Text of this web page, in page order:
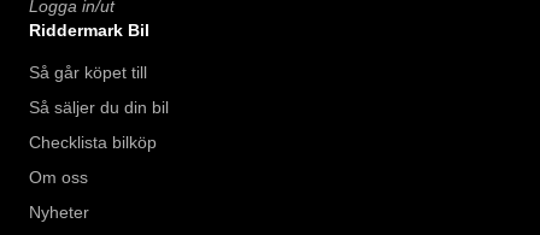
Logga in/ut
Riddermark Bil
Så går köpet till
Så säljer du din bil
Checklista bilköp
Om oss
Nyheter